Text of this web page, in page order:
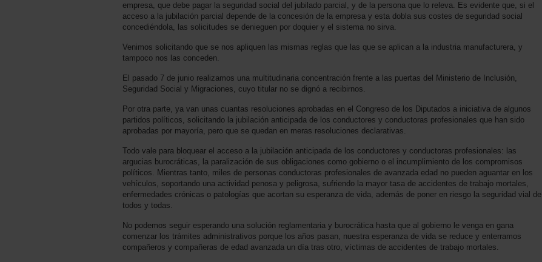
empresa, que debe pagar la seguridad social del jubilado parcial, y de la persona que lo releva. Es evidente que, si el
acceso a la jubilación parcial depende de la concesión de la empresa y esta dobla sus costes de seguridad social
concediéndola, las solicitudes se denieguen por doquier y el sistema no sirva.
Venimos solicitando que se nos apliquen las mismas reglas que las que se aplican a la industria manufacturera, y
tampoco nos las conceden.
El pasado 7 de junio realizamos una multitudinaria concentración frente a las puertas del Ministerio de Inclusión,
Seguridad Social y Migraciones, cuyo titular no se dignó a recibirnos.
Por otra parte, ya van unas cuantas resoluciones aprobadas en el Congreso de los Diputados a iniciativa de algunos
partidos políticos, solicitando la jubilación anticipada de los conductores y conductoras profesionales que han sido
aprobadas por mayoría, pero que se quedan en meras resoluciones declarativas.
Todo vale para bloquear el acceso a la jubilación anticipada de los conductores y conductoras profesionales: las
argucias burocráticas, la paralización de sus obligaciones como gobierno o el incumplimiento de los compromisos
políticos. Mientras tanto, miles de personas conductoras profesionales de avanzada edad no pueden aguantar en los
vehículos, soportando una actividad penosa y peligrosa, sufriendo la mayor tasa de accidentes de trabajo mortales,
enfermedades crónicas o patologías que acortan su esperanza de vida, además de poner en riesgo la seguridad vial de
todos y todas.
No podemos seguir esperando una solución reglamentaria y burocrática hasta que al gobierno le venga en gana
comenzar los trámites administrativos porque los años pasan, nuestra esperanza de vida se reduce y enterramos
compañeros y compañeras de edad avanzada un día tras otro, víctimas de accidentes de trabajo mortales.